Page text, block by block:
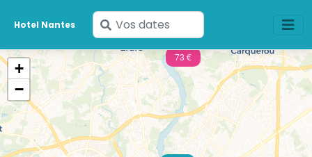
Hotel Nantes
Saisissez
vos
dates
73 €
+
−